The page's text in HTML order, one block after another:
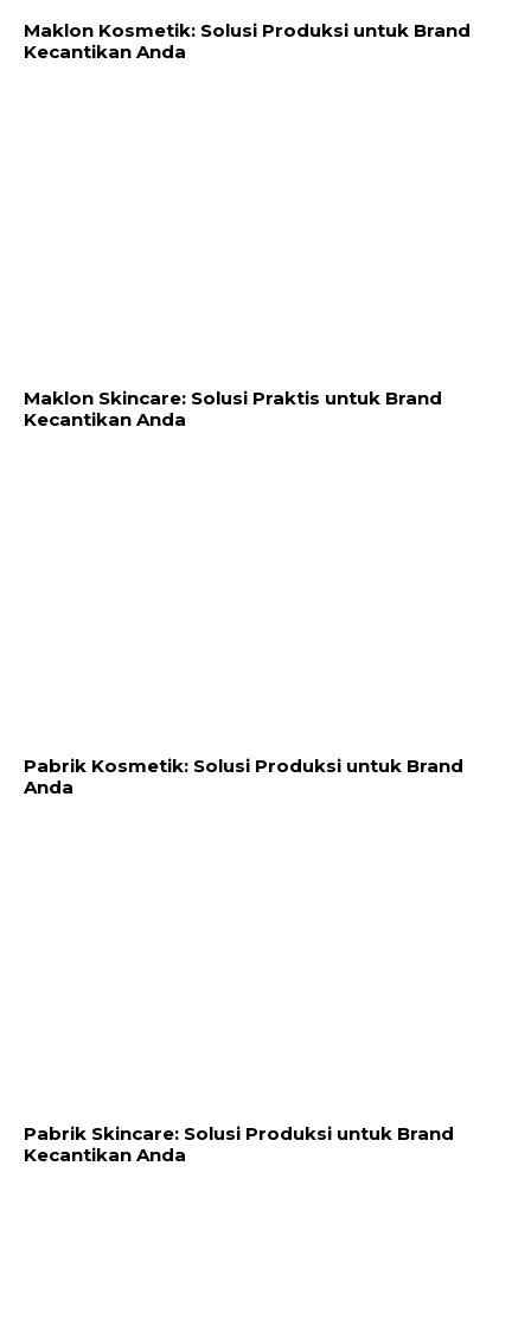
Maklon Kosmetik: Solusi Produksi untuk Brand
Kecantikan Anda
Maklon Skincare: Solusi Praktis untuk Brand
Kecantikan Anda
Pabrik Kosmetik: Solusi Produksi untuk Brand
Anda
Pabrik Skincare: Solusi Produksi untuk Brand
Kecantikan Anda